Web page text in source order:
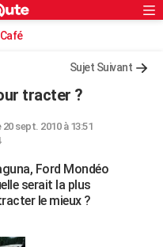
Sujet Suivant
tracter ?
sept. 2010 à 13:51
Ford Mondéo
serait la plus
le mieux ?